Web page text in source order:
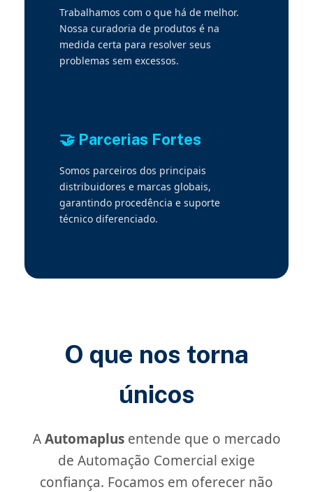
Trabalhamos com o que há de melhor.
Nossa curadoria de produtos é na
medida certa para resolver seus
problemas sem excessos.
🤝 Parcerias Fortes
Somos parceiros dos principais
distribuidores e marcas globais,
garantindo procedência e suporte
técnico diferenciado.
O que nos torna
únicos
AAutomaplusentende que o mercado
de Automação Comercial exige
confiança. Focamos em oferecer não